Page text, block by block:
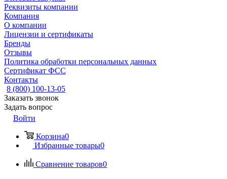
Реквизиты компании
Компания
О компании
Лицензии и сертификаты
Бренды
Отзывы
Политика обработки персональных данных
Сертификат ФСС
Контакты
8 (800) 100-13-05
Заказать звонок
Задать вопрос
Войти
Корзина0
Избранные товары0
Сравнение товаров0